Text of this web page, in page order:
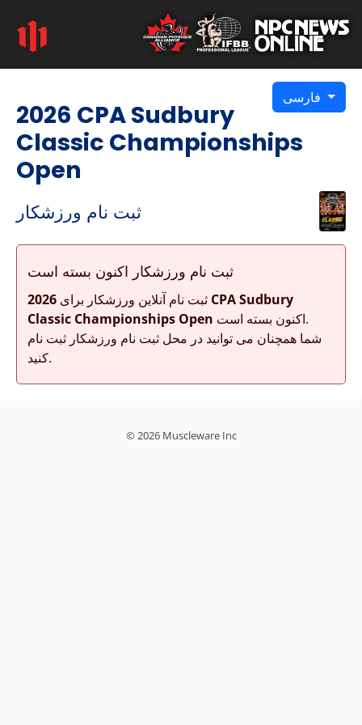
2026 CPA Sudbury
Classic Championships
Open
ثبت نام ورزشکار
ثبت نام ورزشکار اکنون بسته است
ثبت نام آنلاین ورزشکار برای2026 CPA Sudbury
Classic Championships Open
اکنون بسته است.
شما همچنان می توانید در محل ثبت نام ورزشکار ثبت نام
کنید.
© 2026 Muscleware Inc